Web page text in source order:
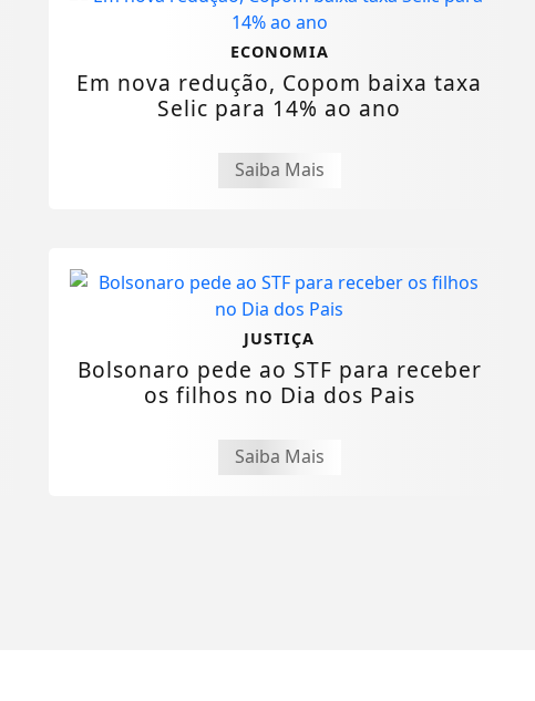
ECONOMIA
Em nova redução, Copom baixa taxa
Selic para 14% ao ano
Saiba Mais
JUSTIÇA
Bolsonaro pede ao STF para receber
os filhos no Dia dos Pais
Saiba Mais